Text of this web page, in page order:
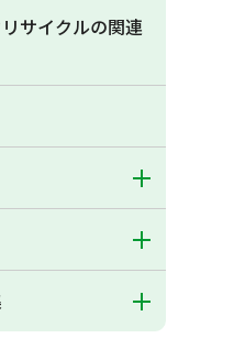
サイクルの関連